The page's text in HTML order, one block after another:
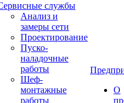
службы
Анализ и
замеры сети
Проектирование
Пуско-
наладочные
работы
Шеф-
монтажные
работы
О